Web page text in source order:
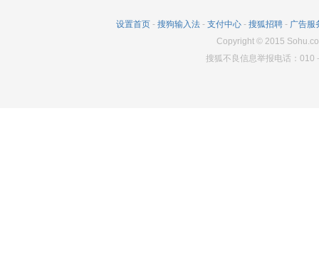
设置首页 - 搜狗输入法 - 支付中心 - 搜狐招聘 - 广告服
Copyright© 2015
搜狐不良信息举报电话：010